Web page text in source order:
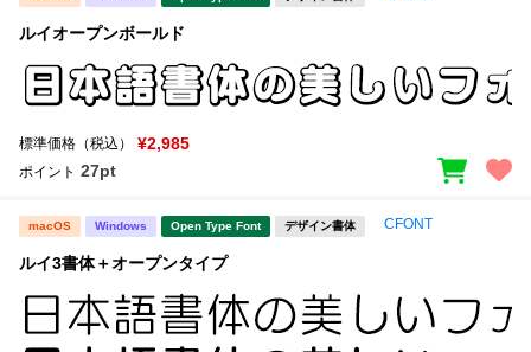
ルイオープンボールド
標準価格（税込） ¥2,985
ポイント 27pt
macOS Windows Open Type Font デザイン書体 CFONT
ルイ3書体＋オープンタイプ